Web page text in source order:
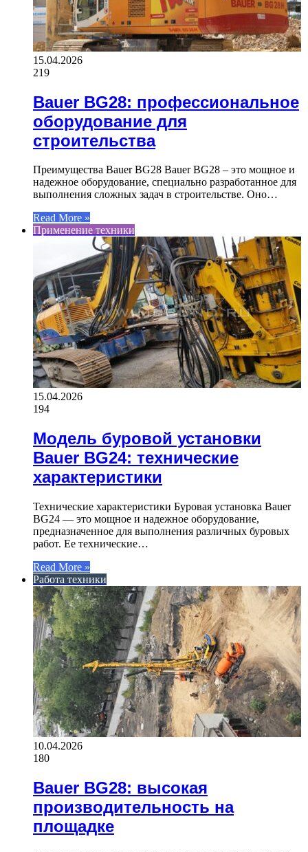
15.04.2026
219
Bauer BG28: профессиональное
оборудование для
строительства
Преимущества Bauer BG28 Bauer BG28 – это мощное и
надежное оборудование, специально разработанное для
выполнения сложных задач в строительстве. Оно…
Read More »
Применение техники
15.04.2026
194
Модель буровой установки
Bauer BG24: технические
характеристики
Технические характеристики Буровая установка Bauer
BG24 — это мощное и надежное оборудование,
предназначенное для выполнения различных буровых
работ. Ее технические…
Read More »
Работа техники
10.04.2026
180
Bauer BG28: высокая
производительность на
площадке